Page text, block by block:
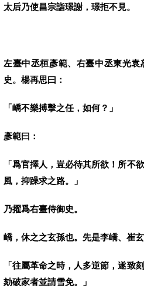
太后乃使昌宗詣璟謝，璟拒不見。
左臺中丞桓彥範、右臺中丞東光
史。楊再思曰：
「嶠不樂搏擊之任，如何？」
彥範曰：
「爲官擇人，豈必待其所欲！所不
風，抑躁求之路。」
乃擢爲右臺侍御史。
嶠，休之之玄孫也。先是李嶠、崔玄
「往屬革命之時，人多逆節，遂致
劾破家者並請雪免。」